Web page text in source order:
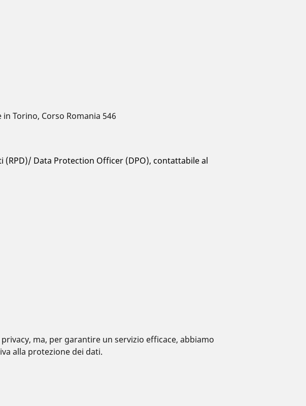
Torino, Corso Romania 546
Data Protection Officer (DPO), contattabile al
ma, per garantire un servizio efficace, abbiamo
alla protezione dei dati.